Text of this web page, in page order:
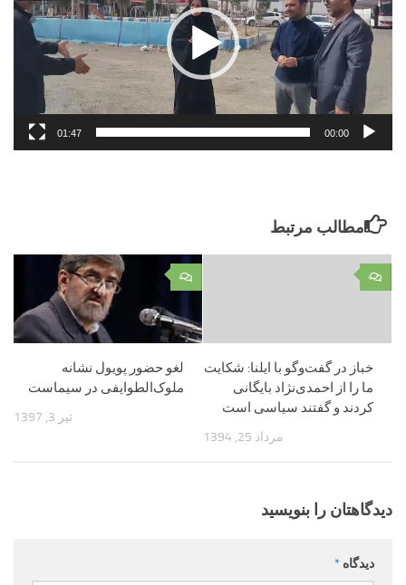
00:00
01:47
مطالب مرتبط
۰
لغو حضور پویول نشانه
ملوک‌الطوایفی در سیماست
تیر 3, 1397
۰
خباز در گفت‌وگو با ایلنا: شکایت
ما را از احمدی‌نژاد بایگانی
کردند و گفتند سیاسی است
مرداد 25, 1394
دیدگاهتان را بنویسید
دیدگاه *